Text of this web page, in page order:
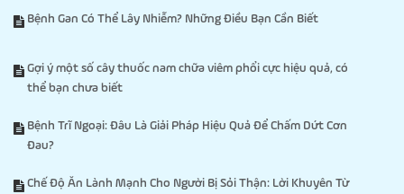
Bệnh Gan Có Thể Lây Nhiễm? Những Điều Bạn Cần Biết
Gợi ý một số cây thuốc nam chữa viêm phổi cực hiệu quả, có
thể bạn chưa biết
Bệnh Trĩ Ngoại: Đâu Là Giải Pháp Hiệu Quả Để Chấm Dứt Cơn
Đau?
Chế Độ Ăn Lành Mạnh Cho Người Bị Sỏi Thận: Lời Khuyên Từ